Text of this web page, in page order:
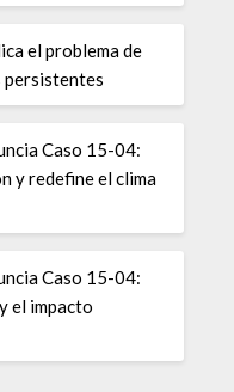
el problema de
persistentes
Caso 15-04:
y redefine el clima
Caso 15-04:
el impacto